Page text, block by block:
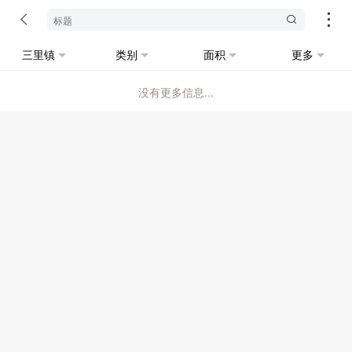
三里镇 类别 面积 更多
没有更多信息...